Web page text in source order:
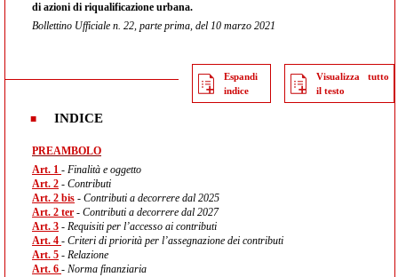
di azioni di riqualificazione urbana.
Bollettino Ufficiale n. 22, parte prima, del 10 marzo 2021
Espandi
indice
Visualizza tutto
il testo
INDICE
PREAMBOLO
Art. 1 - Finalità e oggetto
Art. 2 - Contributi
Art. 2 bis - Contributi a decorrere dal 2025
Art. 2 ter - Contributi a decorrere dal 2027
Art. 3 - Requisiti per l’accesso ai contributi
Art. 4 - Criteri di priorità per l’assegnazione dei contributi
Art. 5 - Relazione
Art. 6 - Norma finanziaria